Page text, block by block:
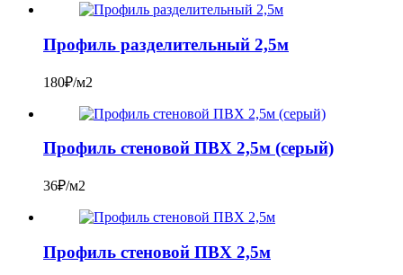
Профиль разделительный 2,5м
180₽/м2
Профиль стеновой ПВХ 2,5м (серый)
36₽/м2
Профиль стеновой ПВХ 2,5м